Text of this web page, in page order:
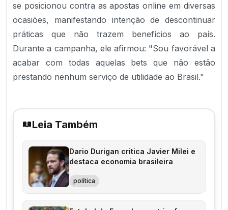
se posicionou contra as apostas online em diversas
ocasiões, manifestando intenção de descontinuar
práticas que não trazem benefícios ao país.
Durante a campanha, ele afirmou: "Sou favorável a
acabar com todas aquelas bets que não estão
prestando nenhum serviço de utilidade ao Brasil."
Leia Também
Dario Durigan critica Javier Milei e
destaca economia brasileira
política